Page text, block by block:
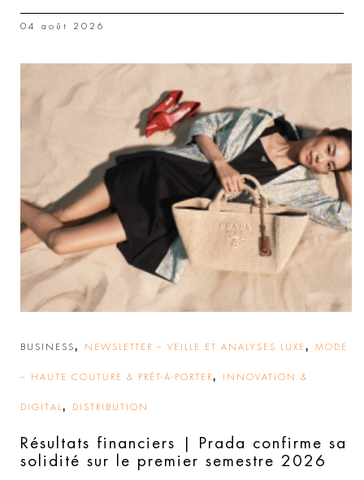
04 août 2026
BUSINESS, NEWSLETTER – VEILLE ET ANALYSES LUXE , MODE
– HAUTE COUTURE & PRÊT-À-PORTER, INNOVATION &
DIGITAL , DISTRIBUTION
Résultats financiers | Prada confirme sa
solidité sur le premier semestre 2026